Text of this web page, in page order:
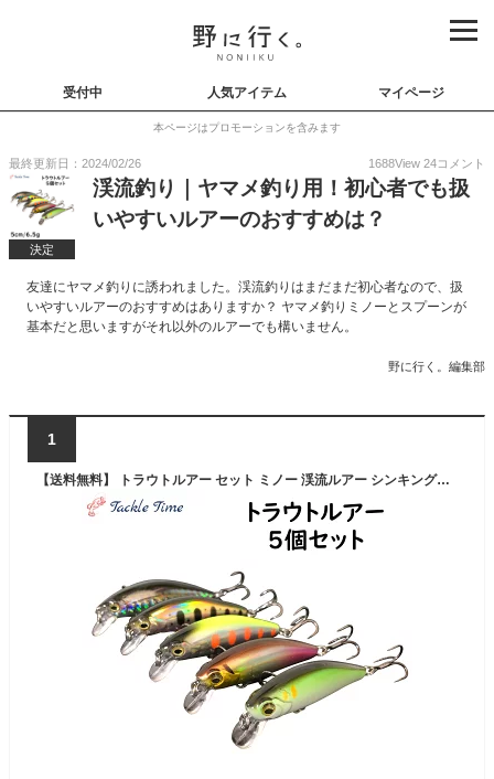
受付中 人気アイテム マイページ
本ページはプロモーションを含みます
最終更新日：2024/02/26 1688View 24コメント
決定
渓流釣り｜ヤマメ釣り用！初心者でも扱
いやすいルアーのおすすめは？
友達にヤマメ釣りに誘われました。渓流釣りはまだまだ初心者なので、扱
いやすいルアーのおすすめはありますか？ ヤマメ釣りミノーとスプーンが
基本だと思いますがそれ以外のルアーでも構いません。
野に行く。編集部
1
【送料無料】 トラウトルアー セット ミノー 渓流ルアー シンキングミノー エリアトラウト ルアーセット トラウト ルアー 5cm 6.5g 50mm 管理釣り場 管釣り 釣れる ブラックバス ヤマメ アマゴ ニジマス イワナ サクラマス 渓流 中流 本流 釣り 安い 格安 タックルタイム